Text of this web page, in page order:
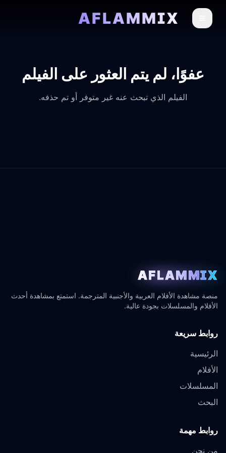
AFLAMMIX
عفوًا، لم يتم العثور على الفيلم
الفيلم الذي تبحث عنه غير متوفر أو تم حذفه.
AFLAMMIX
منصة مشاهدة الأفلام العربية والأجنبية المترجمة. استمتع بمشاهدة أحدث
الأفلام والمسلسلات بجودة عالية.
روابط سريعة
الرئيسية
الأفلام
المسلسلات
البحث
روابط مهمة
من نحن